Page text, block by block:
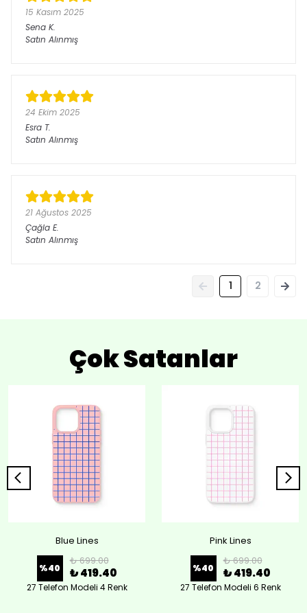
15 Kasım 2025
Sena K.
Satın Alınmış
24 Ekim 2025
Esra T.
Satın Alınmış
21 Ağustos 2025
Çağla E.
Satın Alınmış
1 2
Çok Satanlar
Blue Lines
%40
₺ 699.00
₺ 419.40
27 Telefon Modeli 4 Renk
Pink Lines
%40
₺ 699.00
₺ 419.40
27 Telefon Modeli 6 Renk